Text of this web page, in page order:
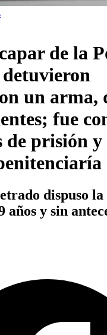
de la
un arma,
fue
de prisión y
dispuso la
años y sin